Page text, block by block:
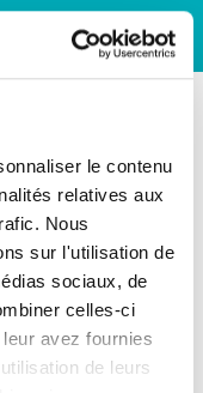
le contenu
relatives aux
Nous
sur l'utilisation de
sociaux, de
celles-ci
avez fournies
de leurs